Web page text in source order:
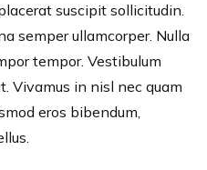
suscipit sollicitudin.
semper ullamcorper. Nulla
tempor. Vestibulum
Vivamus in nisl nec quam
eros bibendum,